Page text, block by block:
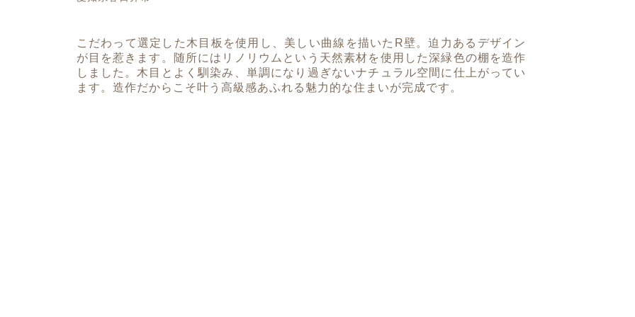
こだわって選定した木目板を使用し、美しい曲線を描いたR壁。迫力あるデザイン
が目を惹きます。随所にはリノリウムという天然素材を使用した深緑色の棚を造作
しました。木目とよく馴染み、単調になり過ぎないナチュラル空間に仕上がってい
ます。造作だからこそ叶う高級感あふれる魅力的な住まいが完成です。